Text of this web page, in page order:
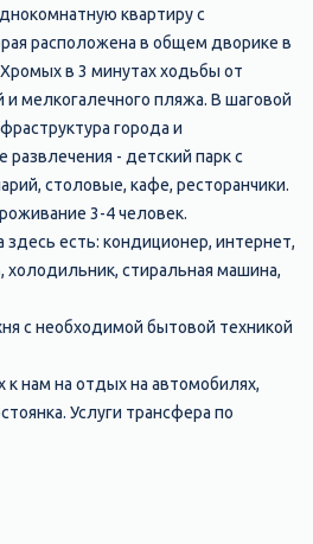
квартиру с
расположена в общем дворике в
в 3 минутах ходьбы от
мелкогалечного пляжа. В шаговой
города и
- детский парк с
столовые, кафе, ресторанчики.
3-4 человек.
есть: кондиционер, интернет,
холодильник, стиральная машина,
с необходимой бытовой техникой
нам на отдых на автомобилях,
Услуги трансфера по